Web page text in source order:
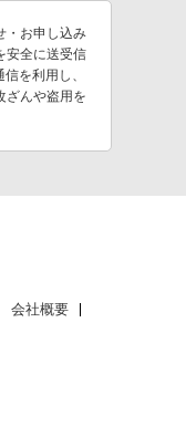
・お申し込み
安全に送受信
を利用し、
ざんや盗用を
会社概要